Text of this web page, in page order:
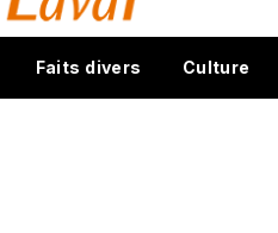
Faits divers Culture